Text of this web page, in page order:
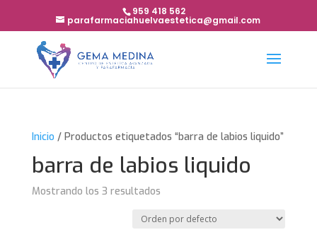
959 418 562
parafarmaciahuelvaestetica@gmail.com
Inicio / Productos etiquetados “barra de labios liquido”
barra de labios liquido
Mostrando los 3 resultados